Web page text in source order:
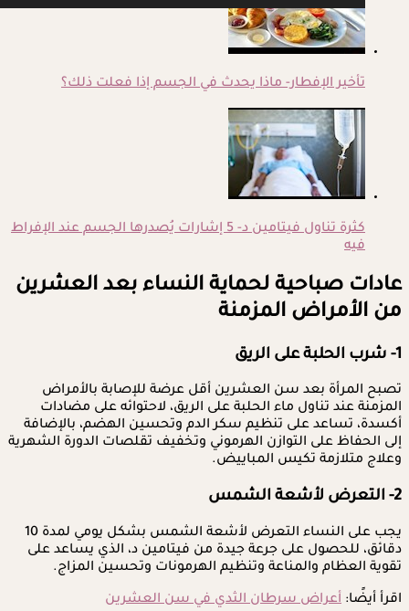
تأخير الإفطار- ماذا يحدث في الجسم إذا فعلت ذلك؟
كثرة تناول فيتامين د- 5 إشارات يُصدرها الجسم عند الإفراط
فيه
عادات صباحية لحماية النساء بعد العشرين
من الأمراض المزمنة
1- شرب الحلبة على الريق
تصبح المرأة بعد سن العشرين أقل عرضة للإصابة بالأمراض
المزمنة عند تناول ماء الحلبة على الريق، لاحتوائه على مضادات
أكسدة، تساعد على تنظيم سكر الدم وتحسين الهضم، بالإضافة
إلى الحفاظ على التوازن الهرموني وتخفيف تقلصات الدورة الشهرية
وعلاج متلازمة تكيس المباييض.
2- التعرض لأشعة الشمس
يجب على النساء التعرض لأشعة الشمس بشكل يومي لمدة 10
دقائق، للحصول على جرعة جيدة من فيتامين د، الذي يساعد على
تقوية العظام والمناعة وتنظيم الهرمونات وتحسين المزاج.
اقرأ أيضًا: أعراض سرطان الثدي في سن العشرين